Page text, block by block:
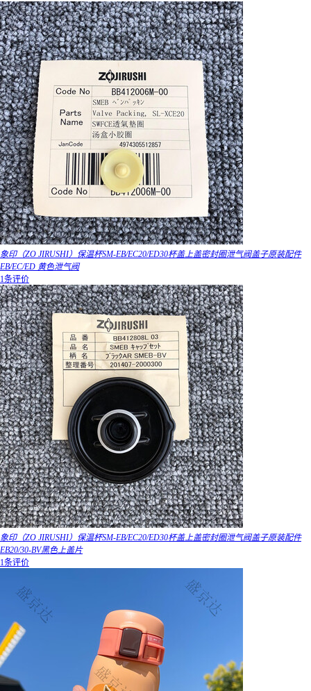
象印（ZO JIRUSHI）保温杯SM-EB/EC20/ED30杯盖上盖密封圈泄气阀盖子原装配件
EB/EC/ED 黄色泄气阀
1条评价
象印（ZO JIRUSHI）保温杯SM-EB/EC20/ED30杯盖上盖密封圈泄气阀盖子原装配件
EB20/30-BV黑色上盖片
1条评价